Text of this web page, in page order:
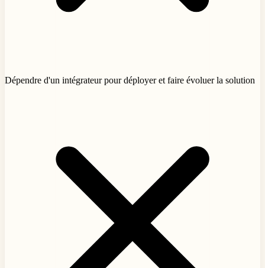
Dépendre d'un intégrateur pour déployer et faire évoluer la solution